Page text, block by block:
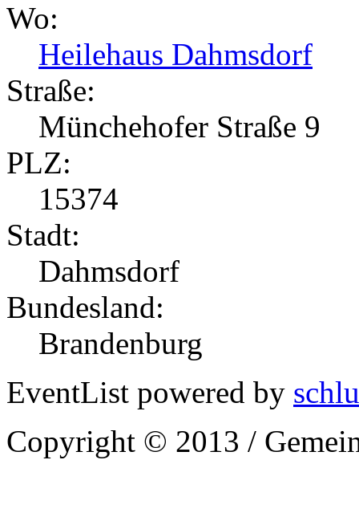
Wo:
Heilehaus Dahmsdorf
Straße:
Münchehofer Straße 9
PLZ:
15374
Stadt:
Dahmsdorf
Bundesland:
Brandenburg
EventList powered by
Copyright © 2013 /